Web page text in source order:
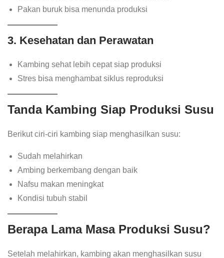
Pakan buruk bisa menunda produksi
3. Kesehatan dan Perawatan
Kambing sehat lebih cepat siap produksi
Stres bisa menghambat siklus reproduksi
Tanda Kambing Siap Produksi Susu
Berikut ciri-ciri kambing siap menghasilkan susu:
Sudah melahirkan
Ambing berkembang dengan baik
Nafsu makan meningkat
Kondisi tubuh stabil
Berapa Lama Masa Produksi Susu?
Setelah melahirkan, kambing akan menghasilkan susu